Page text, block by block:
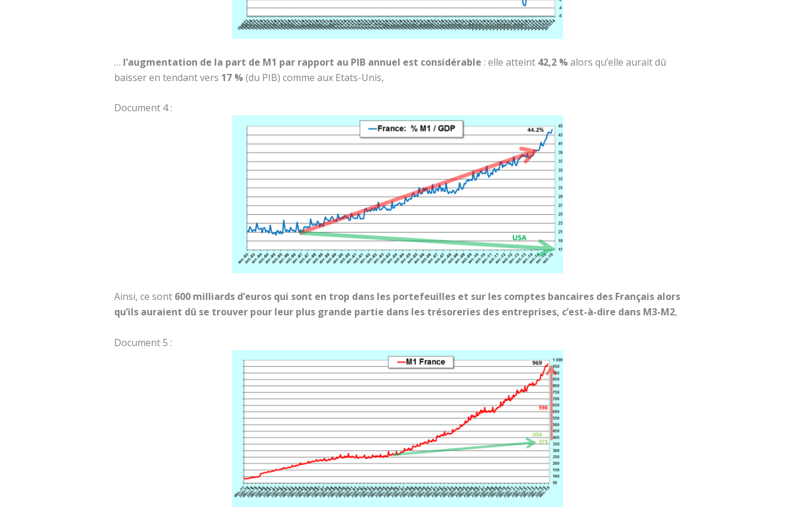
… l’augmentation de la part de M1 par rapport au PIB annuel est considérable : elle atteint 42,2 %alors qu’elle aurait dû
baisser en tendant vers 17 %(du PIB) comme aux Etats-Unis,
Document 4 :
Ainsi, ce sont 600 milliards d’euros qui sont en trop dans les portefeuilles et sur les comptes bancaires des Français alors
qu’ils auraient dû se trouver pour leur plus grande partie dans les trésoreries des entreprises, c’est-à-dire dans M3-M2,
Document 5 :